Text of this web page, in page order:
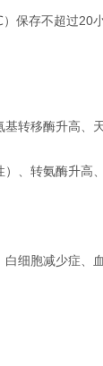
存不超过20
转移酶升高、
、转氨酶升高
细胞减少症